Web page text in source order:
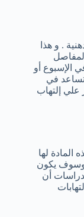
علي نسبة كبيرة من أوميغا 3 الدهنية . و هذا
الإسبوع أو
أوميغا 3 الدهنية تساعد في
علي إلتهاب
لها
.وسوف يكون
أن